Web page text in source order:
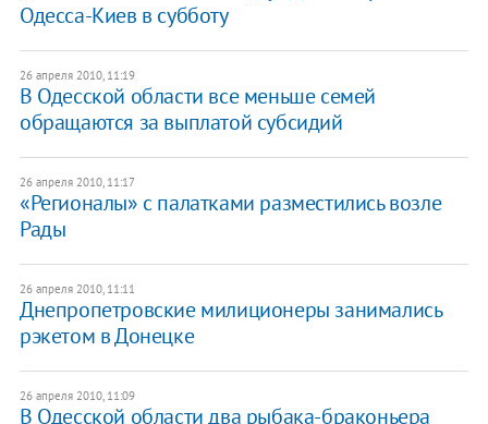
Одесса-Киев в субботу
26 апреля 2010, 11:19
В Одесской области все меньше семей
обращаются за выплатой субсидий
26 апреля 2010, 11:17
«Регионалы» с палатками разместились возле
Рады
26 апреля 2010, 11:11
Днепропетровские милиционеры занимались
рэкетом в Донецке
26 апреля 2010, 11:09
В Одесской области два рыбака-браконьера